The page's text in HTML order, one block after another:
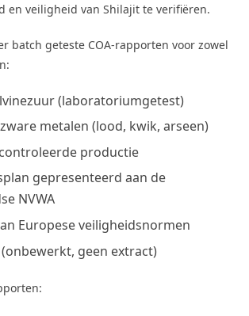
en veiligheid van Shilajit te verifiëren.
batch geteste COA-rapporten voor zowel
(laboratoriumgetest)
metalen (lood, kwik, arseen)
productie
gepresenteerd aan de
NVWA
Europese veiligheidsnormen
geen extract)